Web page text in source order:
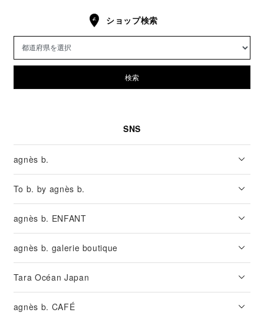
ショップ検索
検索
SNS
agnès b.
To b. by agnès b.
agnès b. ENFANT
agnès b. galerie boutique
Tara Océan Japan
agnès b. CAFÉ